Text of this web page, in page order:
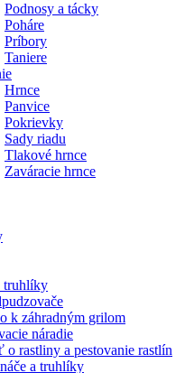
Podnosy a tácky
Poháre
Príbory
Taniere
Hrnce
Panvice
Pokrievky
Sady riadu
Tlakové hrnce
Zaváracie hrnce
truhlíky
k záhradným grilom
náradie
o rastliny a pestovanie rastlín
a truhlíky